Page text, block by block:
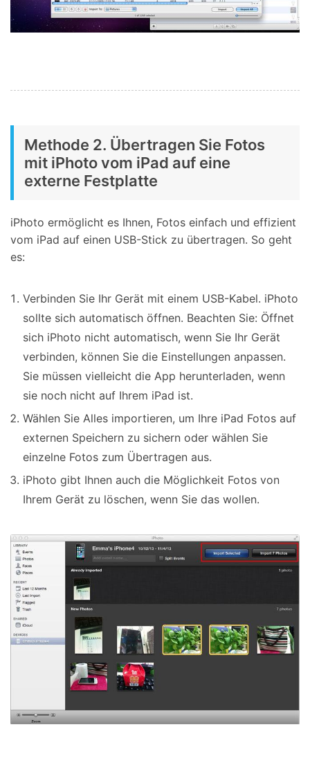
Methode 2. Übertragen Sie Fotos
mit iPhoto vom iPad auf eine
externe Festplatte
iPhoto ermöglicht es Ihnen, Fotos einfach und effizient
vom iPad auf einen USB-Stick zu übertragen. So geht
es:
Verbinden Sie Ihr Gerät mit einem USB-Kabel. iPhoto
sollte sich automatisch öffnen. Beachten Sie: Öffnet
sich iPhoto nicht automatisch, wenn Sie Ihr Gerät
verbinden, können Sie die Einstellungen anpassen.
Sie müssen vielleicht die App herunterladen, wenn
sie noch nicht auf Ihrem iPad ist.
Wählen Sie Alles importieren, um Ihre iPad Fotos auf
externen Speichern zu sichern oder wählen Sie
einzelne Fotos zum Übertragen aus.
iPhoto gibt Ihnen auch die Möglichkeit Fotos von
Ihrem Gerät zu löschen, wenn Sie das wollen.